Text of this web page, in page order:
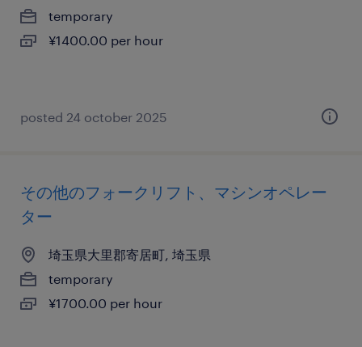
temporary
¥1400.00 per hour
posted 24 october 2025
その他のフォークリフト、マシンオペレー
ター
埼玉県大里郡寄居町, 埼玉県
temporary
¥1700.00 per hour